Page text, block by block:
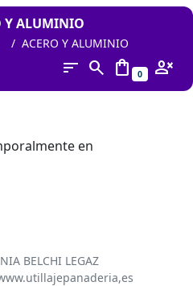
Y ALUMINIO
ACERO Y ALUMINIO
sort search shopping_bag 0 person_cancel
en
BELCHI LEGAZ